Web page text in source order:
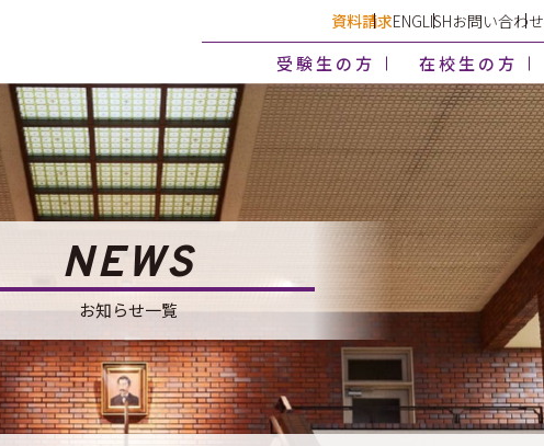
資料請求ENGLISHお問い合わせ
受験生の方 在校生の方
NEWS
お知らせ一覧